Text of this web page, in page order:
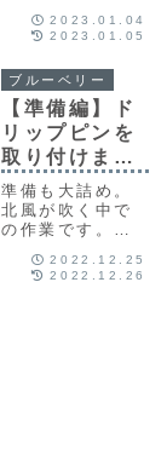
願いいたしま
す。皆様にとっ
ても よい年で
ありますようお
祈り申し上げま
す。
2023.01.04
2023.01.05
ブルーベリー
【準備編】ド
リップピンを
取り付けまし
た
準備も大詰め。
北風が吹く中で
の作業です。前
まででしたが、
今回は養液栽培
2022.12.25
2022.12.26